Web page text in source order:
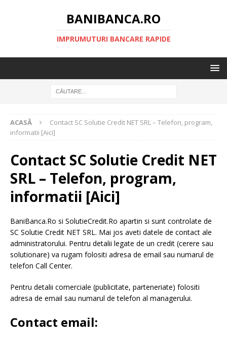
BANIBANCA.RO
IMPRUMUTURI BANCARE RAPIDE
ACASĂ
Contact SC Solutie Credit NET SRL – Telefon, program,
informatii [Aici]
Contact SC Solutie Credit NET
SRL – Telefon, program,
informatii [Aici]
BaniBanca.Ro si SolutieCredit.Ro apartin si sunt controlate de
SC Solutie Credit NET SRL. Mai jos aveti datele de contact ale
administratorului. Pentru detalii legate de un credit (cerere sau
solutionare) va rugam folositi adresa de email sau numarul de
telefon Call Center.
Pentru detalii comerciale (publicitate, parteneriate) folositi
adresa de email sau numarul de telefon al managerului.
Contact email: